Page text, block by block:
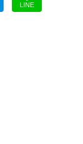
LINE